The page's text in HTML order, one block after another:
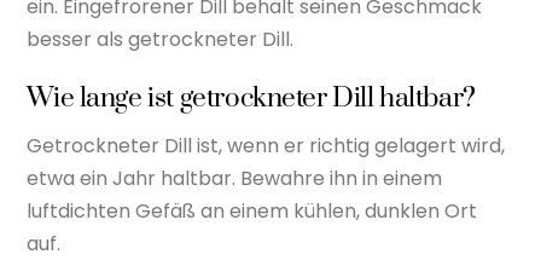
ein. Eingefrorener Dill behält seinen Geschmack
besser als getrockneter Dill.
Wie lange ist getrockneter Dill haltbar?
Getrockneter Dill ist, wenn er richtig gelagert wird,
etwa ein Jahr haltbar. Bewahre ihn in einem
luftdichten Gefäß an einem kühlen, dunklen Ort
auf.